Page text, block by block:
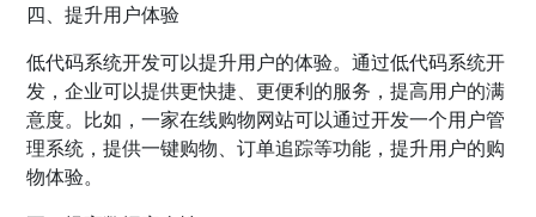
四、提升用户体验
低代码系统开发可以提升用户的体验。通过低代码系统开
发，企业可以提供更快捷、更便利的服务，提高用户的满
意度。比如，一家在线购物网站可以通过开发一个用户管
理系统，提供一键购物、订单追踪等功能，提升用户的购
物体验。